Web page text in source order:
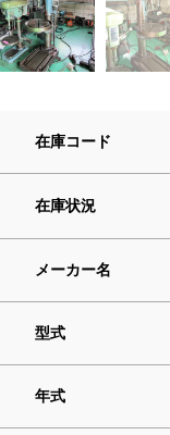
在庫コード
在庫状況
メーカー名
型式
年式